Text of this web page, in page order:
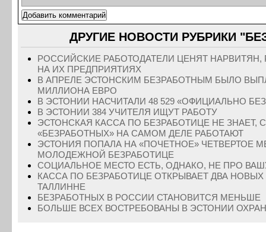
ДРУГИЕ НОВОСТИ РУБРИКИ
РОССИЙСКИЕ РАБОТОДАТЕЛИ ЦЕНЯТ
НА ИХ ПРЕДПРИЯТИЯХ
В АПРЕЛЕ ЭСТОНСКИМ БЕЗРАБОТНЫМ БЫЛО
МИЛЛИОНА ЕВРО
В ЭСТОНИИ НАСЧИТАЛИ 48 529 «ОФИЦИАЛЬНО
В ЭСТОНИИ 384 УЧИТЕЛЯ ИЩУТ РАБОТУ
ЭСТОНСКАЯ КАССА ПО БЕЗРАБОТИЦЕ НЕ ЗНАЕТ,
«БЕЗРАБОТНЫХ» НА САМОМ ДЕЛЕ РАБОТАЮТ
ЭСТОНИЯ ПОПАЛА НА «ПОЧЕТНОЕ» ЧЕТВЕРТОЕ
МОЛОДЕЖНОЙ БЕЗРАБОТИЦЕ
СОЦИАЛЬНОЕ МЕСТО ЕСТЬ, ОДНАКО, НЕ ПРО
КАССА ПО БЕЗРАБОТИЦЕ ОТКРЫВАЕТ ДВА
ТАЛЛИННЕ
БЕЗРАБОТНЫХ В РОССИИ СТАНОВИТСЯ МЕНЬШЕ
БОЛЬШЕ ВСЕХ ВОСТРЕБОВАНЫ В ЭСТОНИИ